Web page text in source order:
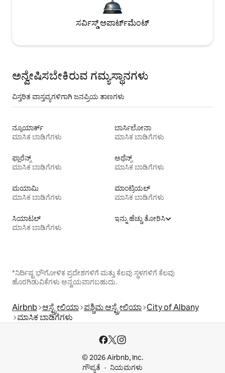
ಸರ್ವಿಸ್ಡ್ ಅಪಾರ್ಟ್‌ಮೆಂಟ್
ಅನ್ವೇಷಿಸಬೇಕಿರುವ ಗಮ್ಯಸ್ಥಾನಗಳು
ವಿಸ್ತರಿತ ವಾಸ್ತವ್ಯಗಳಿಗಾಗಿ ಜನಪ್ರಿಯ ತಾಣಗಳು
ನ್ಯೂಯಾರ್ಕ್
ಮಾಸಿಕ ಬಾಡಿಗೆಗಳು
ಬಾರ್ಸಿಲೋನಾ
ಮಾಸಿಕ ಬಾಡಿಗೆಗಳು
ಫ್ಲಾರೆನ್ಸ್
ಮಾಸಿಕ ಬಾಡಿಗೆಗಳು
ಅಥೆನ್ಸ್
ಮಾಸಿಕ ಬಾಡಿಗೆಗಳು
ಮಯಾಮಿ
ಮಾಸಿಕ ಬಾಡಿಗೆಗಳು
ಮಾಂಟ್ರಿಯಲ್
ಮಾಸಿಕ ಬಾಡಿಗೆಗಳು
ಸಿಯಾಟಲ್
ಮಾಸಿಕ ಬಾಡಿಗೆಗಳು
ಇನ್ನು ಹೆಚ್ಚು ತೋರಿಸಿ
*ನಿರ್ದಿಷ್ಟ ಭೌಗೋಳಿಕ ಪ್ರದೇಶಗಳಿಗೆ ಮತ್ತು ಕೆಲವು ಸ್ಥಳಗಳಿಗೆ ಕೆಲವು
ಹೊರಗಿಡುವಿಕೆಗಳು ಅನ್ವಯವಾಗಬಹುದು.
Airbnb ಆಸ್ಟ್ರೇಲಿಯಾ ಪಶ್ಚಿಮ ಆಸ್ಟ್ರೇಲಿಯಾ City of Albany
ಮಾಸಿಕ ಬಾಡಿಗೆಗಳು
© 2026 Airbnb, Inc.
ಗೌಪ್ಯತೆ
ನಿಯಮಗಳು